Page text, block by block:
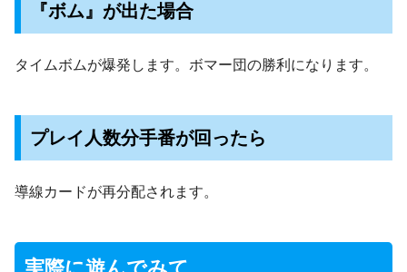
『ボム』が出た場合
タイムボムが爆発します。ボマー団の勝利になります。
プレイ人数分手番が回ったら
導線カードが再分配されます。